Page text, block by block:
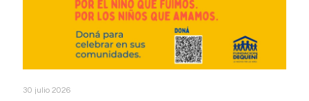
30 julio 2026